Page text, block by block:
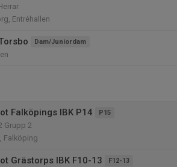
Entréhallen
Dam/Juniordam
Falköpings IBK P14 P15
Grupp 2
Falköping
Grästorps IBK F10-13 F12-13